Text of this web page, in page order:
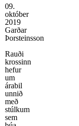
09.
október
2019
Garðar
Þorsteinsson
Rauði
krossinn
hefur
um
árabil
unnið
með
stúlkum
sem